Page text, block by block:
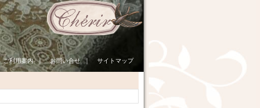
ご利用案内｜ お問い合せ｜ サイトマップ